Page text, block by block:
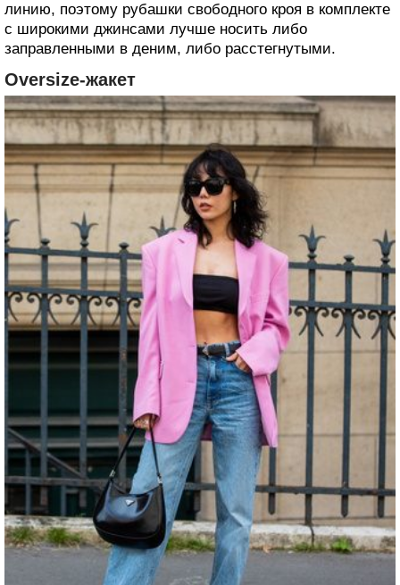
линию, поэтому рубашки свободного кроя в комплекте
с широкими джинсами лучше носить либо
заправленными в деним, либо расстегнутыми.
Oversize-жакет